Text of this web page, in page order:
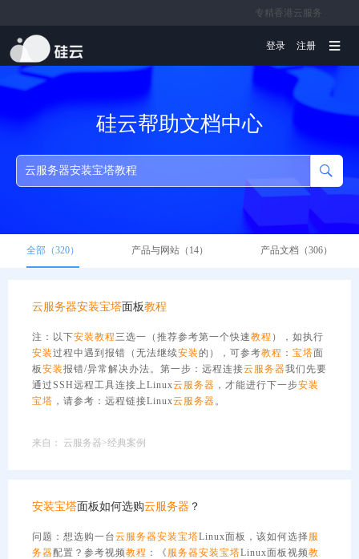
专精香港云服务
文档
登录 注册
硅云帮助文档中心
全部（320） 产品与网站（14） 产品文档（306）
云服务器安装宝塔面板教程
注：以下安装教程三选一（推荐参考第一个快速教程 ），如执行
安装过程中遇到报错（无法继续安装的），可参考教程 ： 宝塔面
板安装报错/异常解决办法。第一步：远程连接云服务器我们先要
通过SSH远程工具连接上Linux云服务器 ，才能进行下一步安装
宝塔 ，请参考：远程链接Linux云服务器。
来自： 云服务器>经典案例
安装宝塔面板如何选购云服务器 ？
问题：想选购一台云服务器安装宝塔Linux面板，该如何选择服
务器配置？参考视频教程 ：《 服务器安装宝塔Linux面板视频教